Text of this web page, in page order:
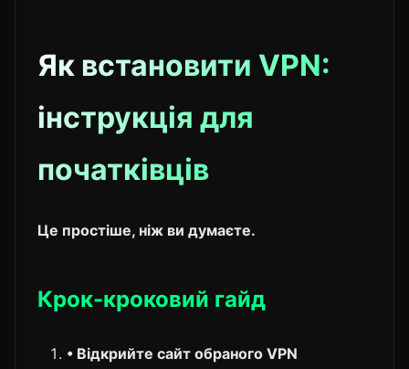
Як встановити VPN:
інструкція для
початківців
Це простіше, ніж ви думаєте.
Крок-кроковий гайд
• Відкрийте сайт обраного VPN